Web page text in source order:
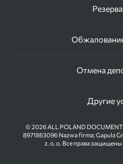
Отмена
Другие
© 2026 ALL POLAND
8971863096 Nazwa firma: Gapula
z. o. o. Все права защищены